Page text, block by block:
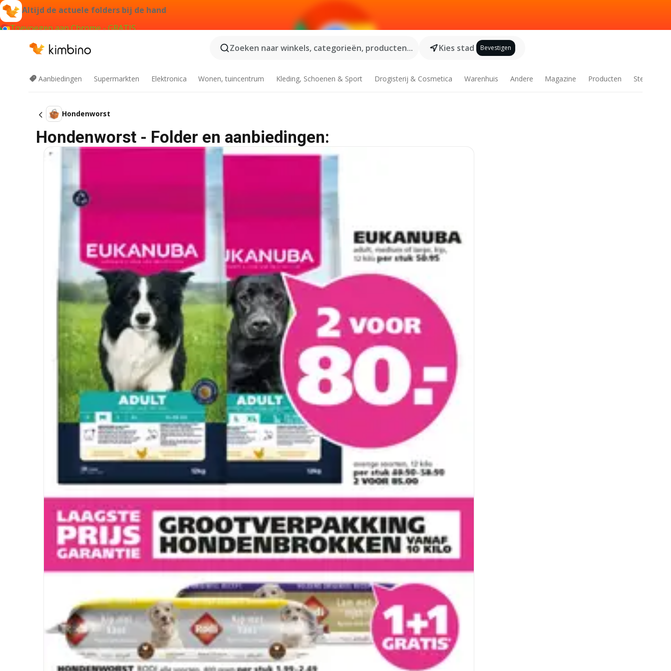
Altijd de actuele folders bij de hand
Toevoegen aan Chrome - GRATIS
Zoeken naar winkels, categorieën, producten...
Kies stad Bevestigen
Aanbiedingen Supermarkten Elektronica Wonen, tuincentrum Kleding, Schoenen & Sport Drogisterij & Cosmetica Warenhuis Andere Magazine Producten Steden
Hondenworst
Hondenworst - Folder en aanbiedingen: